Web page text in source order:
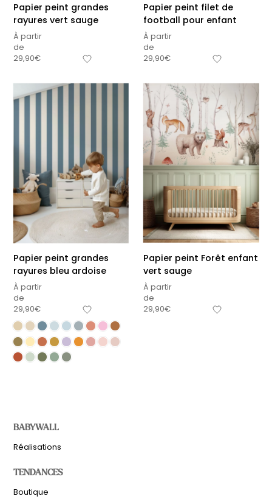
Papier peint grandes
rayures vert sauge
À partir
de
29,90€
Papier peint filet de
football pour enfant
À partir
de
29,90€
Papier peint grandes
rayures bleu ardoise
À partir
de
29,90€
Papier peint Forêt enfant
vert sauge
À partir
de
29,90€
BABYWALL
Réalisations
TENDANCES
Boutique